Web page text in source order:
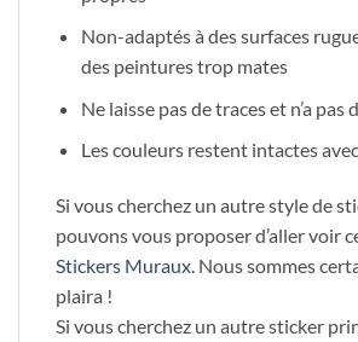
Non-adaptés à des surfaces
des peintures trop mates
Ne laisse pas de traces et n’a pas
Les couleurs restent intactes
Si vous cherchez un autre style de
pouvons vous proposer d’aller voir
Stickers Muraux. Nous sommes
plaira !
Si vous cherchez un autre sticker